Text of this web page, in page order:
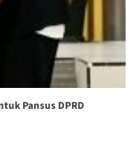
Pansus DPRD